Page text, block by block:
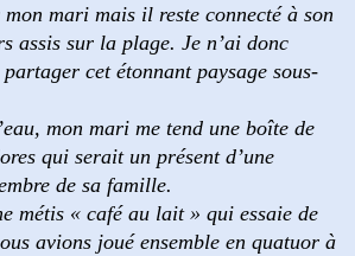
mon mari mais il reste connecté à son
assis sur la plage. Je n’ai donc
cet étonnant paysage sous-
mon mari me tend une boîte de
qui serait un présent d’une
de sa famille.
métis « café au lait » qui essaie de
avions joué ensemble en quatuor à